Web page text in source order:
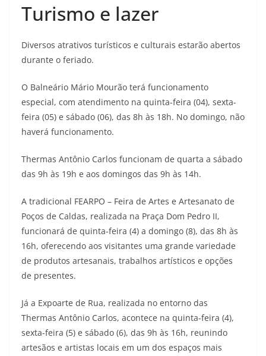
Turismo e lazer
Diversos atrativos turísticos e culturais estarão abertos
durante o feriado.
O Balneário Mário Mourão terá funcionamento
especial, com atendimento na quinta-feira (04), sexta-
feira (05) e sábado (06), das 8h às 18h. No domingo, não
haverá funcionamento.
Thermas Antônio Carlos funcionam de quarta a sábado
das 9h às 19h e aos domingos das 9h às 14h.
A tradicional FEARPO – Feira de Artes e Artesanato de
Poços de Caldas, realizada na Praça Dom Pedro II,
funcionará de quinta-feira (4) a domingo (8), das 8h às
16h, oferecendo aos visitantes uma grande variedade
de produtos artesanais, trabalhos artísticos e opções
de presentes.
Já a Expoarte de Rua, realizada no entorno das
Thermas Antônio Carlos, acontece na quinta-feira (4),
sexta-feira (5) e sábado (6), das 9h às 16h, reunindo
artesãos e artistas locais em um dos espaços mais